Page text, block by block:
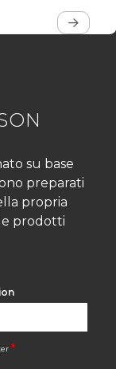
su base
preparati
propria
e prodotti
*